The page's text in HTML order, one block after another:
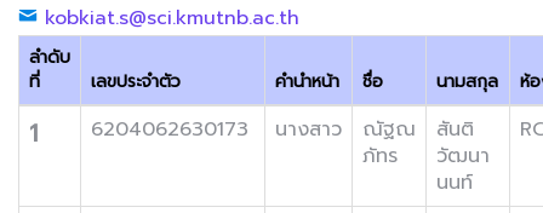
kobkiat.s@sci.kmutnb.ac.th
ลำดับ
ที่
เลขประจำตัว คำนำหน้า ชื่อ นามสกุล ห้
1 6204062630173 นางสาว
ณัฐณ
ภัทร
สันติ
วัฒนา
นนท์